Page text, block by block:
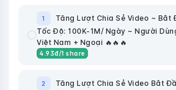
1
Tăng Lượt Chia Sẻ Video ~ Bắt
Tốc Độ: 100K-1M/ Ngày ~ Người
Việt Nam + Ngoại 🔥🔥🔥
4.93đ/1 share
2
Tăng Lượt Chia Sẻ Video Bắt